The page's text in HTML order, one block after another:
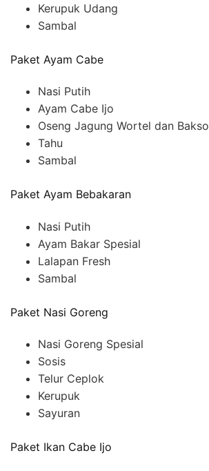
Kerupuk Udang
Sambal
Paket Ayam Cabe
Nasi Putih
Ayam Cabe Ijo
Oseng Jagung Wortel dan Bakso
Tahu
Sambal
Paket Ayam Bebakaran
Nasi Putih
Ayam Bakar Spesial
Lalapan Fresh
Sambal
Paket Nasi Goreng
Nasi Goreng Spesial
Sosis
Telur Ceplok
Kerupuk
Sayuran
Paket Ikan Cabe Ijo